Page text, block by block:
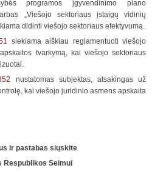
programos įgyvendinimo plano
„Viešojo sektoriaus įstaigų vidinių
didinti viešojo sektoriaus efektyvumą.
siekiama aiškiau reglamentuoti viešojo
tvarkymą, kai viešojo sektoriaus
nustatomas subjektas, atsakingas už
kai viešojo juridinio asmens apskaita
ir pastabas siųskite
Respublikos Seimui